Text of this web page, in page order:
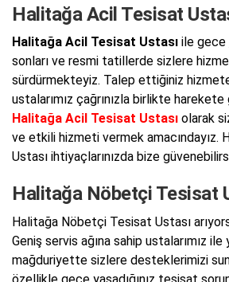
Halitağa Acil Tesisat
Halitağa Acil Tesisat Ustası ile gece
sonları ve resmi tatillerde sizlere
sürdürmekteyiz. Talep ettiğiniz
ustalarımız çağrınızla birlikte
Halitağa Acil Tesisat Ustası olarak
ve etkili hizmeti vermek amacındayız.
Ustası ihtiyaçlarınızda bize
Halitağa Nöbetçi Tesisat
Halitağa Nöbetçi Tesisat Ustası
Geniş servis ağına sahip ustalarımız ile
mağduriyette sizlere desteklerimizi
özellikle gece yaşadığınız tesisat